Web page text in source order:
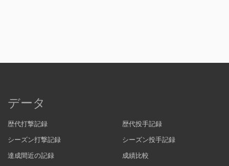
データ
歴代打撃記録
歴代投手記録
シーズン打撃記録
シーズン投手記録
達成間近の記録
成績比較